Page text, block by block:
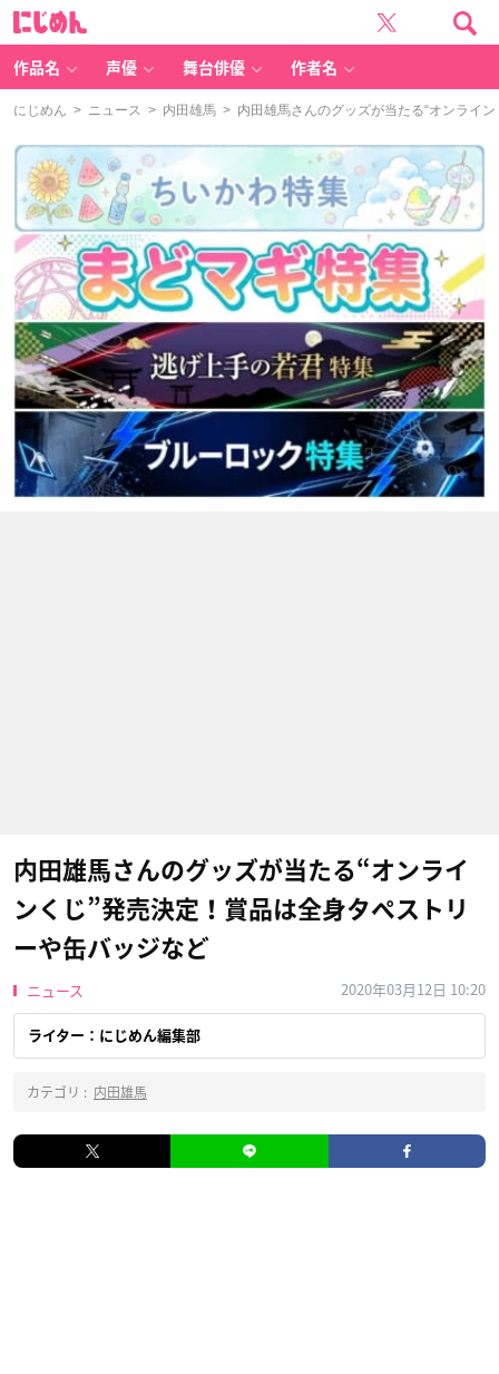
作品名 声優 舞台俳優 作者名
にじめん > ニュース > 内田雄馬 > 内田雄馬さんのグッズが当たる“オンライ
内田雄馬さんのグッズが当たる“オンライ
ンくじ”発売決定！賞品は全身タペストリ
ーや缶バッジなど
ニュース 2020年03月12日 10:20
ライター：にじめん編集部
カテゴリ : 内田雄馬